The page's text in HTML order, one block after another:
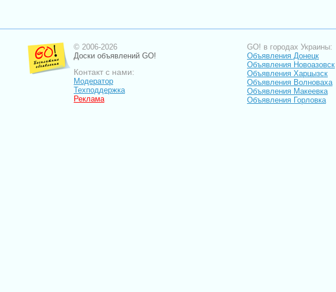
© 2006-2026
Доски объявлений GO!
Контакт с нами:
Модератор
Техподдержка
Реклама
GO! в городах Украины:
Объявления Донецк
Объявления Новоазовск
Объявления Харцызск
Объявления Волноваха
Объявления Макеевка
Объявления Горловка